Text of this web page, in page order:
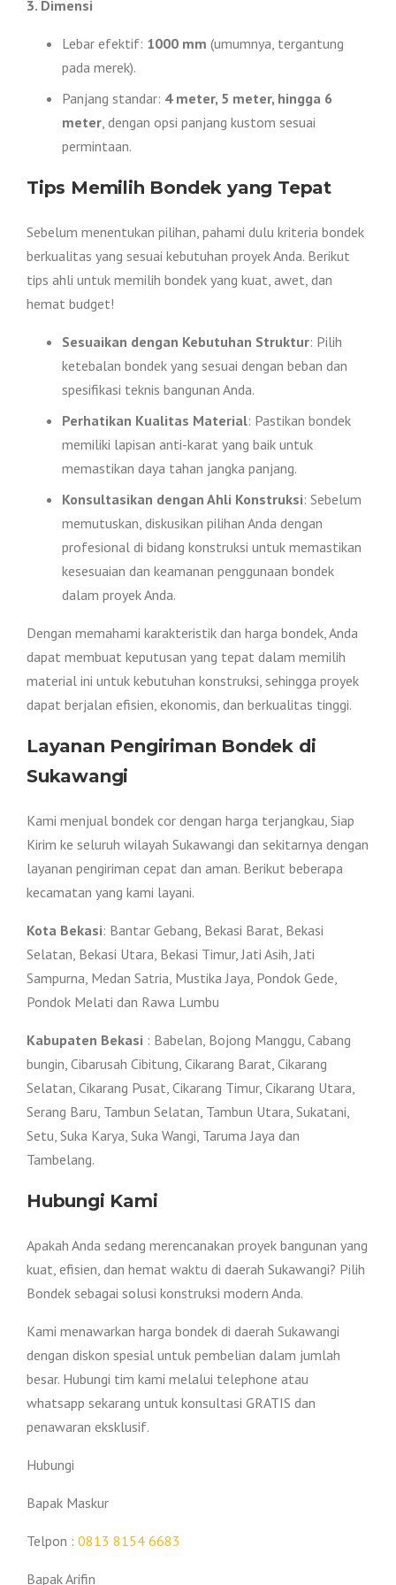
3. Dimensi
Lebar efektif: 1000 mm (umumnya, tergantung
pada merek).
Panjang standar: 4 meter, 5 meter, hingga 6
meter, dengan opsi panjang kustom sesuai
permintaan.
Tips Memilih Bondek yang Tepat
Sebelum menentukan pilihan, pahami dulu kriteria bondek
berkualitas yang sesuai kebutuhan proyek Anda. Berikut
tips ahli untuk memilih bondek yang kuat, awet, dan
hemat budget!
Sesuaikan dengan Kebutuhan Struktur: Pilih
ketebalan bondek yang sesuai dengan beban dan
spesifikasi teknis bangunan Anda.
Perhatikan Kualitas Material: Pastikan bondek
memiliki lapisan anti-karat yang baik untuk
memastikan daya tahan jangka panjang.
Konsultasikan dengan Ahli Konstruksi: Sebelum
memutuskan, diskusikan pilihan Anda dengan
profesional di bidang konstruksi untuk memastikan
kesesuaian dan keamanan penggunaan bondek
dalam proyek Anda.
Dengan memahami karakteristik dan harga bondek, Anda
dapat membuat keputusan yang tepat dalam memilih
material ini untuk kebutuhan konstruksi, sehingga proyek
dapat berjalan efisien, ekonomis, dan berkualitas tinggi.
Layanan Pengiriman Bondek di
Sukawangi
Kami menjual bondek cor dengan harga terjangkau, Siap
Kirim ke seluruh wilayah Sukawangi dan sekitarnya dengan
layanan pengiriman cepat dan aman. Berikut beberapa
kecamatan yang kami layani.
Kota Bekasi: Bantar Gebang, Bekasi Barat, Bekasi
Selatan, Bekasi Utara, Bekasi Timur, Jati Asih, Jati
Sampurna, Medan Satria, Mustika Jaya, Pondok Gede,
Pondok Melati dan Rawa Lumbu
Kabupaten Bekasi : Babelan, Bojong Manggu, Cabang
bungin, Cibarusah Cibitung, Cikarang Barat, Cikarang
Selatan, Cikarang Pusat, Cikarang Timur, Cikarang Utara,
Serang Baru, Tambun Selatan, Tambun Utara, Sukatani,
Setu, Suka Karya, Suka Wangi, Taruma Jaya dan
Tambelang.
Hubungi Kami
Apakah Anda sedang merencanakan proyek bangunan yang
kuat, efisien, dan hemat waktu di daerah Sukawangi? Pilih
Bondek sebagai solusi konstruksi modern Anda.
Kami menawarkan harga bondek di daerah Sukawangi
dengan diskon spesial untuk pembelian dalam jumlah
besar. Hubungi tim kami melalui telephone atau
whatsapp sekarang untuk konsultasi GRATIS dan
penawaran eksklusif.
Hubungi
Bapak Maskur
Telpon : 0813 8154 6683
Bapak Arifin